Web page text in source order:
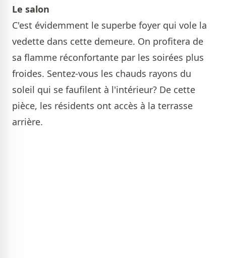
Le salon
C'est évidemment le superbe foyer qui vole la
vedette dans cette demeure. On profitera de
sa flamme réconfortante par les soirées plus
froides. Sentez-vous les chauds rayons du
soleil qui se faufilent à l'intérieur? De cette
pièce, les résidents ont accès à la terrasse
arrière.